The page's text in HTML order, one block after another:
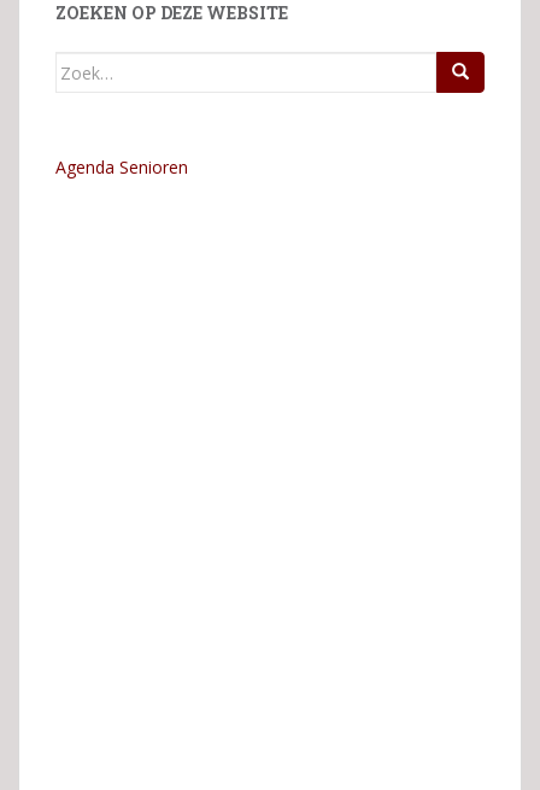
ZOEKEN OP DEZE WEBSITE
Zoek
Agenda Senioren